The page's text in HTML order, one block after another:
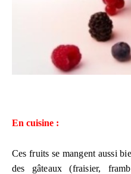
En cuisine :
Ces fruits se mangent aussi
des gâteaux (fraisier,